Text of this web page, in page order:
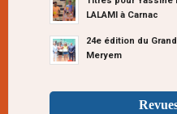
LALAMI à Carnac
24e édition du
Meryem